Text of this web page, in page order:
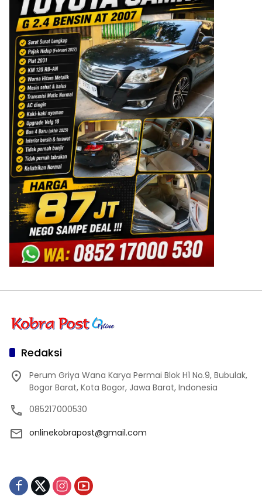
Redaksi
Perum Griya Wana Karya Permai Blok H1 No.9, Bubulak,
Bogor Barat, Kota Bogor, Jawa Barat, Indonesia
085217000530
onlinekobrapost@gmail.com